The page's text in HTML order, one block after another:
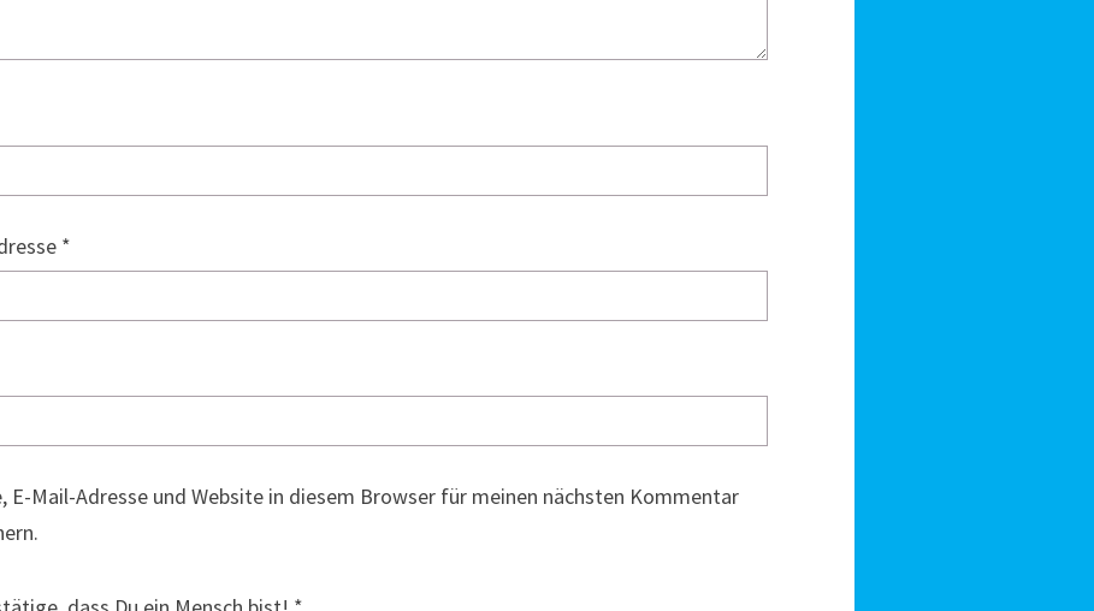
*
E-Mail-Adresse und Website in diesem Browser für meinen nächsten Kommentar